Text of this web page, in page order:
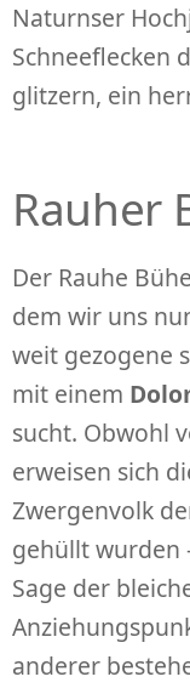
Naturnser
Schneeflecken
glitzern, ein
Rauher
Der Rauhe
dem wir uns
weit gezogene
mit einem
sucht. Obwohl
erweisen sich
Zwergenvolk
gehüllt wurden
Sage der
anderer